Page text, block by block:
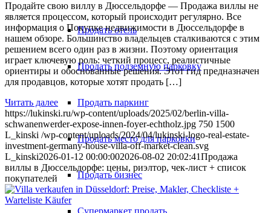
Продать отель
Продать подземную парковку
Продать паркинг
Продать место для парковки
Продать бизнес
Супермаркет продать
Продайте свою виллу в Дюссельдорфе — Продажа виллы не
является процессом, который происходит регулярно. Все
информация о Покупке недвижимости в Дюссельдорфе в
нашем обзоре. Большинство владельцев сталкиваются с этим
решением всего один раз в жизни. Поэтому ориентация
играет ключевую роль: четкий процесс, реалистичные
ориентиры и обоснованные решения. Этот гид предназначен
для продавцов, которые хотят продать […]
Читать далее
https://lukinski.ru/wp-content/uploads/2025/02/berlin-villa-
schwanenwerder-expose-innen-foyer-echtholz.jpg 750 1500
L_kinski /wp-content/uploads/2024/04/lukinski-logo-real-estate-
investment-germany-house-villa-off-market-clean.svg
L_kinski2026-01-12 00:00:002026-08-02 20:02:41Продажа
виллы в Дюссельдорфе: цены, риэлтор, чек-лист + список
покупателей